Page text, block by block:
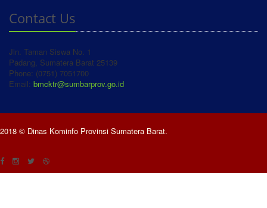
Contact Us
Jln. Taman Siswa No. 1
Padang, Sumatera Barat 25139
Phone: (0751) 7051700
Email: bmcktr@sumbarprov.go.id
2018 © Dinas Kominfo Provinsi Sumatera Barat.